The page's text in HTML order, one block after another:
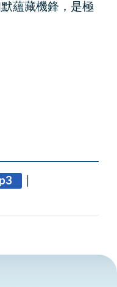
蘊藏機鋒，是極